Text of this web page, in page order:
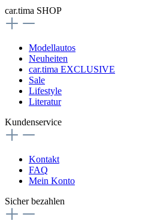
car.tima SHOP
Modellautos
Neuheiten
car.tima EXCLUSIVE
Sale
Lifestyle
Literatur
Kundenservice
Kontakt
FAQ
Mein Konto
Sicher bezahlen